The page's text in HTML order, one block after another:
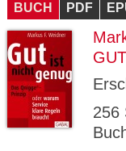
BUCH PDF
256